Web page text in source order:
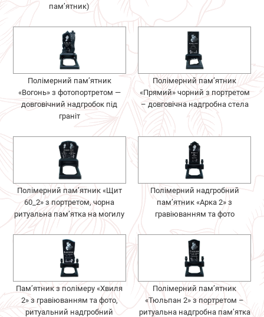
пам’ятник)
Полімерний пам’ятник
«Вогонь» з фотопортретом —
довговічний надгробок під
граніт
Полімерний пам’ятник
«Прямий» чорний з портретом
– довговічна надгробна стела
Полімерний пам’ятник «Щит
60_2» з портретом, чорна
ритуальна пам’ятка на могилу
Полімерний надгробний
пам’ятник «Арка 2» з
гравіюванням та фото
Пам’ятник з полімеру «Хвиля
2» з гравіюванням та фото,
ритуальний надгробний
Полімерний пам’ятник
«Тюльпан 2» з портретом –
ритуальна надгробна пам’ятка